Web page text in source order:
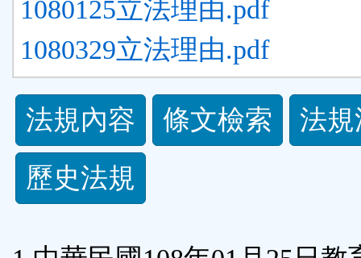
1080125立法理由.pdf
1080329立法理由.pdf
法
規
功
法規內容 條文檢索
法
歷史法規